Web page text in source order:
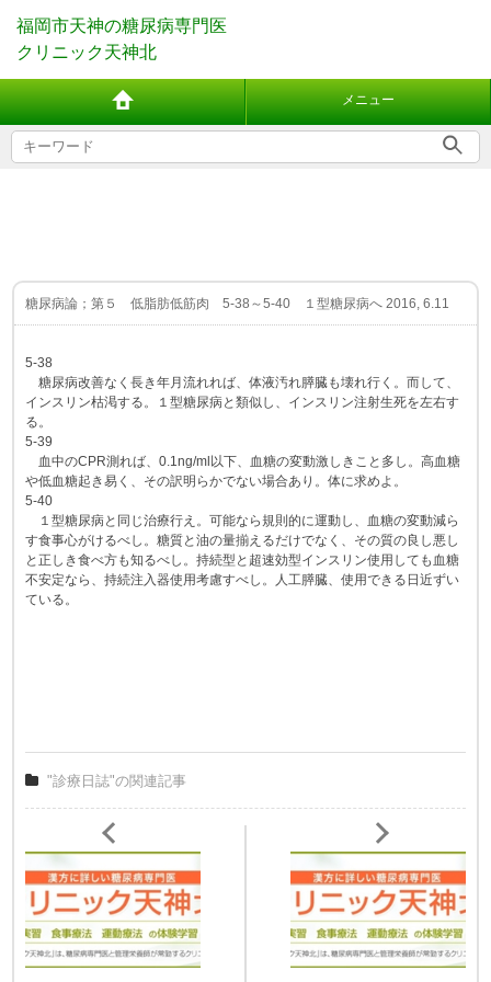
福岡市天神の糖尿病専門医
クリニック天神北
メニュー
糖尿病論；第５ 低脂肪低筋肉 5-38～5-40 １型糖尿病へ 2016, 6.11
5-38
糖尿病改善なく長き年月流れれば、体液汚れ膵臓も壊れ行く。而して、
インスリン枯渇する。１型糖尿病と類似し、インスリン注射生死を左右す
る。
5-39
血中のCPR測れば、0.1ng/ml以下、血糖の変動激しきこと多し。高血糖
や低血糖起き易く、その訳明らかでない場合あり。体に求めよ。
5-40
１型糖尿病と同じ治療行え。可能なら規則的に運動し、血糖の変動減ら
す食事心がけるべし。糖質と油の量揃えるだけでなく、その質の良し悪し
と正しき食べ方も知るべし。持続型と超速効型インスリン使用しても血糖
不安定なら、持続注入器使用考慮すべし。人工膵臓、使用できる日近ずい
ている。
"診療日誌"の関連記事